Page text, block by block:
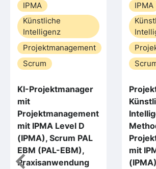
IPMA
Künstliche
Intelligenz
Projektmanagement
Scrum
KI-Projektmanager
mit
Projektmanagement
mit IPMA Level D
(IPMA), Scrum PAL
EBM (PAL-EBM),
Praxisanwendung
IPMA
mit